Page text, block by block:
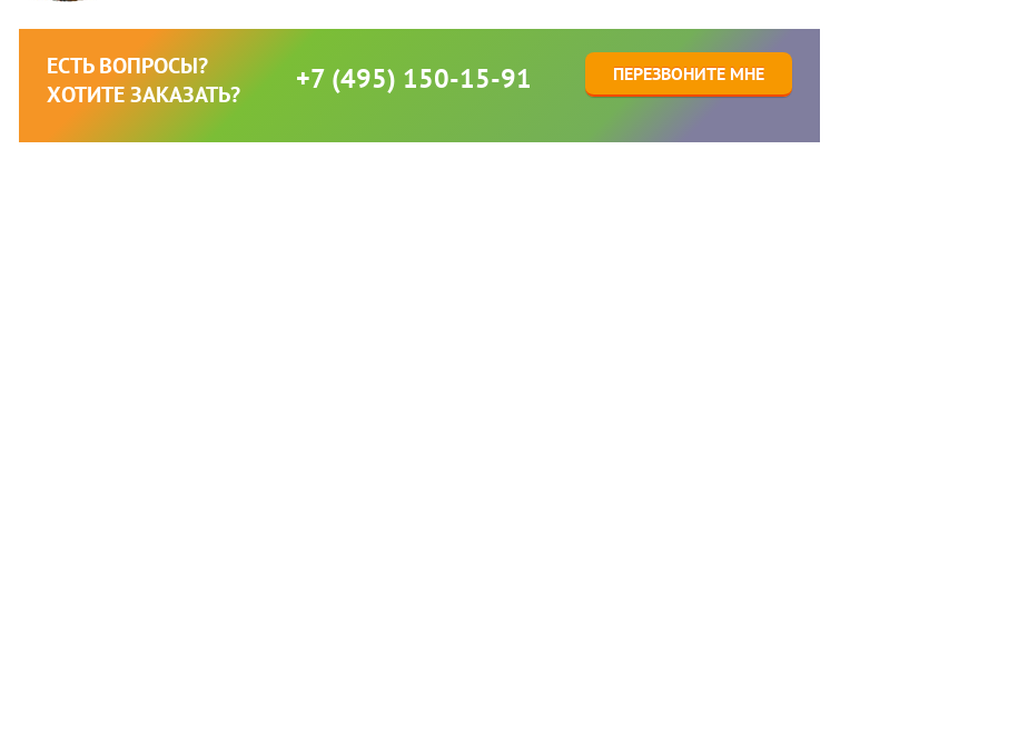
ЕСТЬ ВОПРОСЫ?
ХОТИТЕ ЗАКАЗАТЬ?
+7 (495) 150-15-91 ПЕРЕЗВОНИТЕ МНЕ